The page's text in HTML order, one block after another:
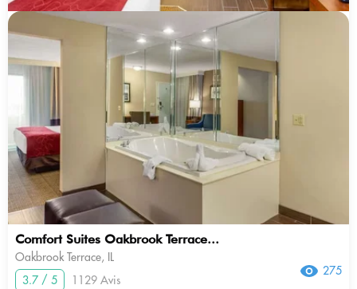
Comfort Suites Oakbrook Terrace...
Oakbrook Terrace, IL
3.7 / 5
1129 Avis
275